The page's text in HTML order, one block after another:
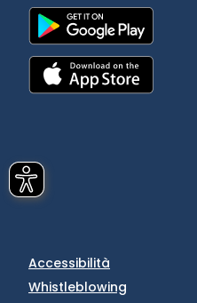
Accessibilità
Whistleblowing